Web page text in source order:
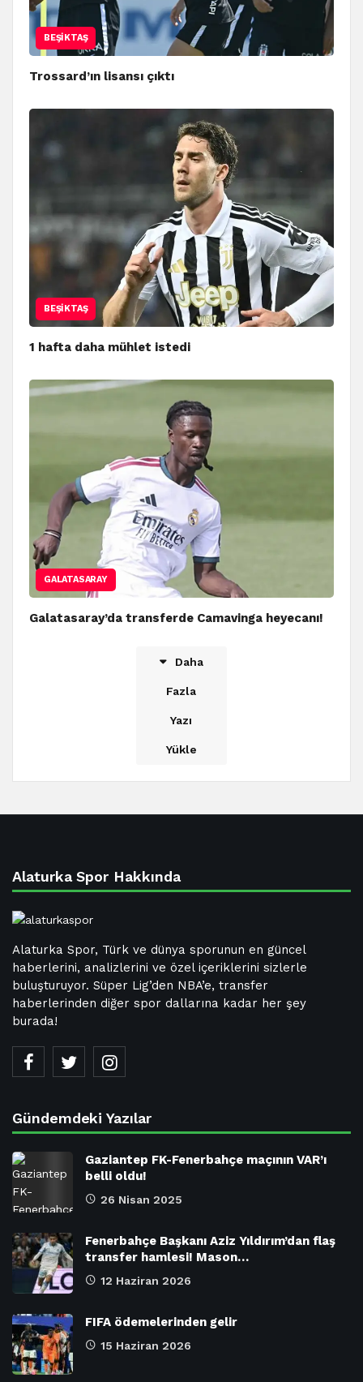
BEŞIKTAŞ
Trossard’ın lisansı çıktı
BEŞIKTAŞ
1 hafta daha mühlet istedi
GALATASARAY
Galatasaray’da transferde Camavinga heyecanı!
Daha
Fazla
Yazı
Yükle
Alaturka Spor Hakkında
Alaturka Spor, Türk ve dünya sporunun en güncel
haberlerini, analizlerini ve özel içeriklerini sizlerle
buluşturuyor. Süper Lig’den NBA’e, transfer
haberlerinden diğer spor dallarına kadar her şey
burada!
Gündemdeki Yazılar
Gaziantep FK-Fenerbahçe maçının VAR’ı
belli oldu!
26 Nisan 2025
Fenerbahçe Başkanı Aziz Yıldırım’dan flaş
transfer hamlesi! Mason…
12 Haziran 2026
FIFA ödemelerinden gelir
15 Haziran 2026